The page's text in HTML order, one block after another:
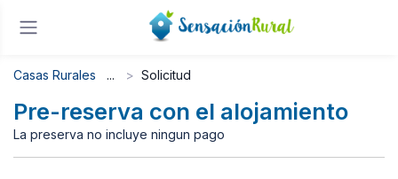
Casas Rurales Solicitud
Pre-reserva con el alojamiento
La preserva no incluye ningun pago